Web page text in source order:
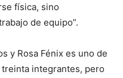
física, sino
de equipo”.
y Rosa Fénix es uno de
integrantes, pero